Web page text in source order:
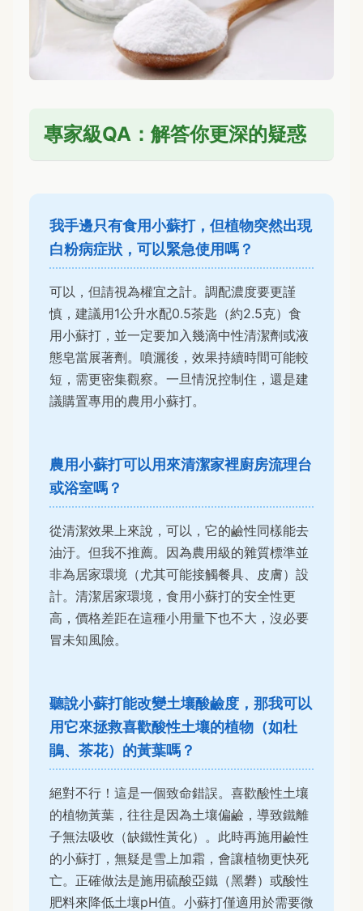
專家級QA：解答你更深的疑惑
我手邊只有食用小蘇打，但植物突然出現
白粉病症狀，可以緊急使用嗎？
可以，但請視為權宜之計。調配濃度要更謹
慎，建議用1公升水配0.5茶匙（約2.5克）食
用小蘇打，並一定要加入幾滴中性清潔劑或液
態皂當展著劑。噴灑後，效果持續時間可能較
短，需更密集觀察。一旦情況控制住，還是建
議購置專用的農用小蘇打。
農用小蘇打可以用來清潔家裡廚房流理台
或浴室嗎？
從清潔效果上來說，可以，它的鹼性同樣能去
油汙。但我不推薦。因為農用級的雜質標準並
非為居家環境（尤其可能接觸餐具、皮膚）設
計。清潔居家環境，食用小蘇打的安全性更
高，價格差距在這種小用量下也不大，沒必要
冒未知風險。
聽說小蘇打能改變土壤酸鹼度，那我可以
用它來拯救喜歡酸性土壤的植物（如杜
鵑、茶花）的黃葉嗎？
絕對不行！這是一個致命錯誤。喜歡酸性土壤
的植物黃葉，往往是因為土壤偏鹼，導致鐵離
子無法吸收（缺鐵性黃化）。此時再施用鹼性
的小蘇打，無疑是雪上加霜，會讓植物更快死
亡。正確做法是施用硫酸亞鐵（黑礬）或酸性
肥料來降低土壤pH值。小蘇打僅適用於需要微